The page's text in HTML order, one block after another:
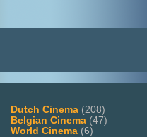
Dutch Cinema (208)
Belgian Cinema (47)
World Cinema (6)